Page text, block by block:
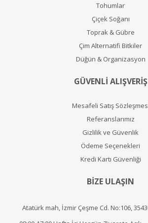
Tohumlar
Çiçek Soğanı
Toprak & Gübre
Çim Alternatifi Bitkiler
Düğün & Organizasyon
GÜVENLİ ALIŞVERİŞ
Mesafeli Satış
Referanslarımız
Gizlilik ve Güvenlik
Ödeme Seçenekleri
Kredi Kartı Güvenliği
BİZE ULAŞIN
Atatürk mah, İzmir Çeşme Cd. No:106,